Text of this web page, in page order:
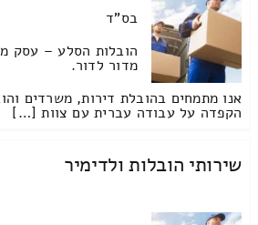
בס"ד
הובלות הסלע – עסק
מדור לדור.
אנו מתמחים בהובלת דירות, משרדים
הקפדה על עבודה עברית עם צוות […]
שירותי הובלות ולדימיר